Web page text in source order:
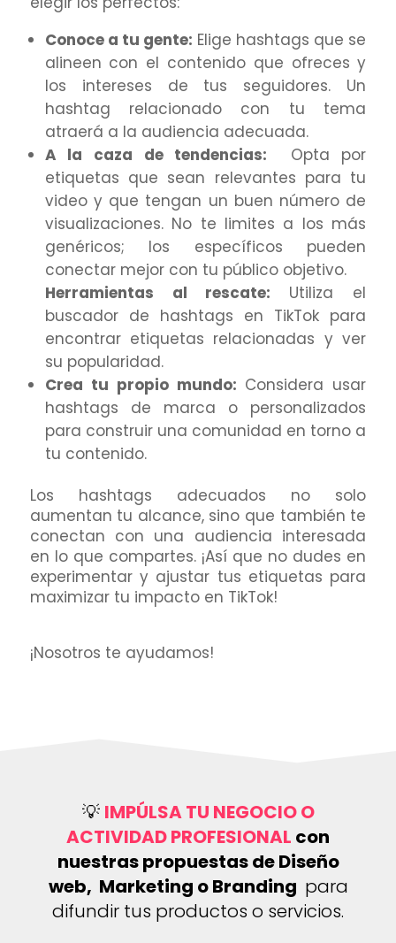
Conoce a tu gente: Elige hashtags que se
alineen con el contenido que ofreces y
los intereses de tus seguidores. Un
hashtag relacionado con tu tema
atraerá a la audiencia adecuada.
A la caza de tendencias:
Opta por
etiquetas que sean relevantes para tu
video y que tengan un buen número de
visualizaciones. No te limites a los más
genéricos; los específicos pueden
conectar mejor con tu público objetivo.
Herramientas al rescate: Utiliza el
buscador de hashtags en TikTok para
encontrar etiquetas relacionadas y ver
su popularidad.
Crea tu propio mundo: Considera usar
hashtags de marca o personalizados
para construir una comunidad en torno a
tu contenido.
Los hashtags adecuados no solo
aumentan tu alcance, sino que también te
conectan con una audiencia interesada
en lo que compartes. ¡Así que no dudes en
experimentar y ajustar tus etiquetas para
maximizar tu impacto en TikTok!
¡Nosotros te ayudamos!
💡 IMPÚLSA TU NEGOCIO O
ACTIVIDAD PROFESIONAL con
nuestras propuestas de Diseño
web, Marketing o Branding para
difundir tus productos o servicios.